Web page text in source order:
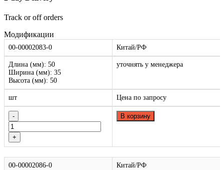
Track or off orders
Модификации
00-00002083-0 Китай/РФ
Длина (мм): 50
Ширина (мм): 35
Высота (мм): 50
уточнять у менеджера
шт Цена по запросу
В корзину
00-00002086-0 Китай/РФ